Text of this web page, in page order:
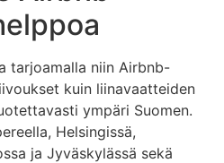
tarjoamalla niin Airbnb-
kuin liinavaatteiden
ympäri Suomen.
Helsingissä,
ja Jyväskylässä sekä